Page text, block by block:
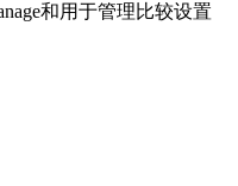
和用于管理比较设置